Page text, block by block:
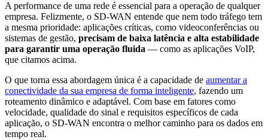
A performance de uma rede é essencial para a operação de qualquer
empresa. Felizmente, o SD-WAN entende que nem todo tráfego tem
a mesma prioridade: aplicações críticas, como videoconferências ou
sistemas de gestão, precisam de baixa latência e alta estabilidade
para garantir uma operação fluida — como as aplicações VoIP,
que citamos acima.
O que torna essa abordagem única é a capacidade de aumentar a
conectividade da sua empresa de forma inteligente, fazendo um
roteamento dinâmico e adaptável. Com base em fatores como
velocidade, qualidade do sinal e requisitos específicos de cada
aplicação, o SD-WAN encontra o melhor caminho para os dados em
tempo real.